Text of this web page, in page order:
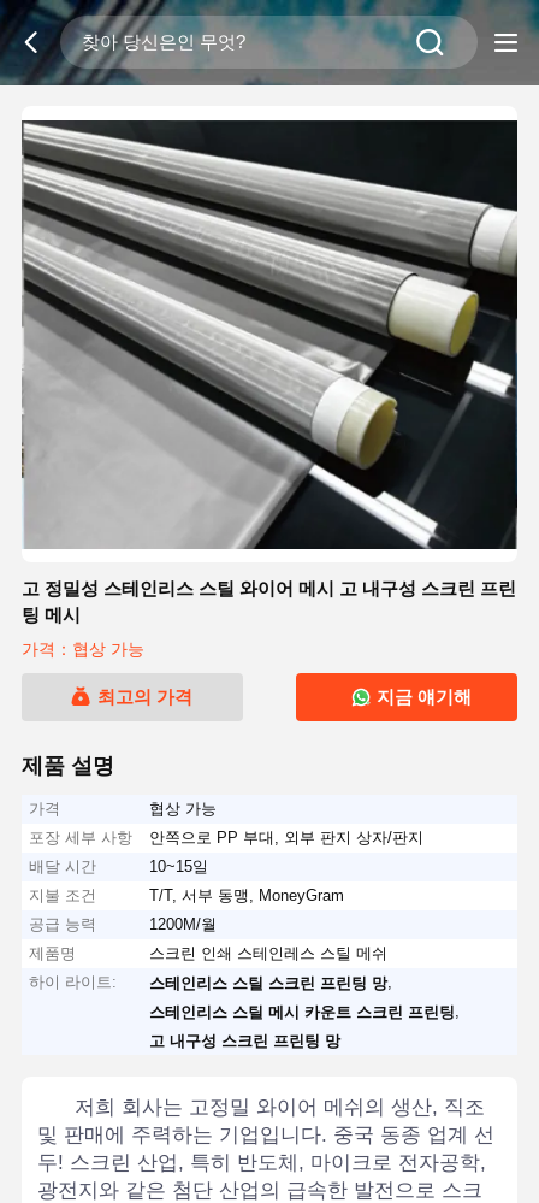
고 정밀성 스테인리스 스틸 와이어 메시 고 내구성 스크린 프린
팅 메시
가격：협상 가능
최고의 가격 지금 얘기해
제품 설명
가격
협상 가능
포장 세부 사항
안쪽으로 PP 부대, 외부 판지 상자/판지
배달 시간
10~15일
지불 조건
T/T, 서부 동맹, MoneyGram
공급 능력
1200M/월
제품명
스크린 인쇄 스테인레스 스틸 메쉬
하이 라이트:
스테인리스 스틸 스크린 프린팅 망,
스테인리스 스틸 메시 카운트 스크린 프린팅
고 내구성 스크린 프린팅 망
저희 회사는 고정밀 와이어 메쉬의 생산, 직조
및 판매에 주력하는 기업입니다. 중국 동종 업계 선
두! 스크린 산업, 특히 반도체, 마이크로 전자공학,
광전지와 같은 첨단 산업의 급속한 발전으로 스크